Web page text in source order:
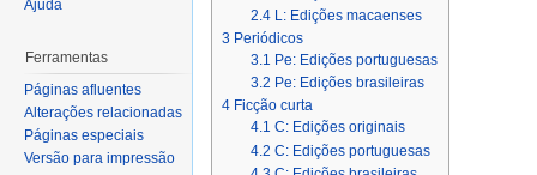
2.4 L: Edições macaenses
3 Periódicos
3.1 Pe: Edições portuguesas
3.2 Pe: Edições brasileiras
4 Ficção curta
4.1 C: Edições originais
4.2 C: Edições portuguesas
Ajuda
Ferramentas
Páginas afluentes
Alterações relacionadas
Páginas especiais
Versão para impressão